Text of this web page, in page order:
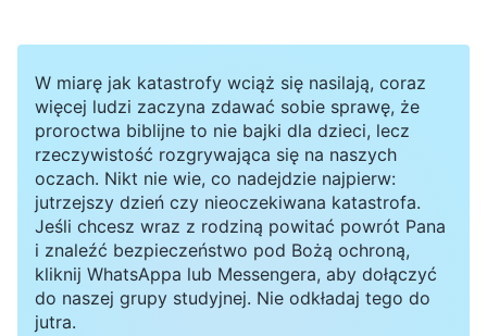
W miarę jak katastrofy wciąż się nasilają, coraz
więcej ludzi zaczyna zdawać sobie sprawę, że
proroctwa biblijne to nie bajki dla dzieci, lecz
rzeczywistość rozgrywająca się na naszych
oczach. Nikt nie wie, co nadejdzie najpierw:
jutrzejszy dzień czy nieoczekiwana katastrofa.
Jeśli chcesz wraz z rodziną powitać powrót Pana
i znaleźć bezpieczeństwo pod Bożą ochroną,
kliknij WhatsAppa lub Messengera, aby dołączyć
do naszej grupy studyjnej. Nie odkładaj tego do
jutra.